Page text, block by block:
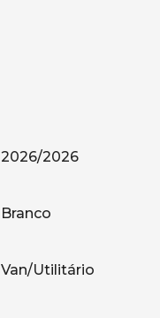
2026/2026
Branco
Van/Utilitário